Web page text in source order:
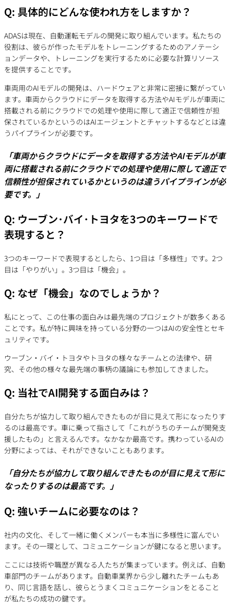
Q: 具体的にどんな使われ方をしますか？
ADASは現在、自動運転モデル​​の開発に取り組んでいます。私たちの
役割は、彼らが作ったモデルをトレーニングするためのアノテーシ
ョンデータや、トレーニングを実行するために必要な計算リソース
を提供することです。
車両用のAIモデルの開発は、ハードウェアと非常に密接に繋がってい
ます。車両からクラウドにデータを取得する方法やAIモデルが車両に
搭載される前にクラウドでの処理や使用に際して適正で信頼性が担
保されているかというのはAIエージェントとチャットするなどとは違
うパイプラインが必要です。
「車両からクラウドにデータを取得する方法やAIモデルが車
両に搭載される前にクラウドでの処理や使用に際して適正で
信頼性が担保されているかというのは違うパイプラインが必
要です。」
Q: ウーブン･バイ･トヨタを3つのキーワードで
表現すると？
3つのキーワードで表現するとしたら、1つ目は「多様性」です。2つ
目は「やりがい」。3つ目は「機会」。
Q: なぜ「機会」なのでしょうか？
私にとって、この仕事の面白みは最先端のプロジェクトが数多くある
ことです。私が特に興味を持っている分野の一つはAIの安全性とセキ
ュリティです。
ウーブン・バイ・トヨタやトヨタの様々なチームとの法律や、研
究、その他の様々な最先端の事柄の議論にも参加してきました。
Q: 当社でAI開発する面白みは？
自分たちが協力して取り組んできたものが目に見えて形になったりす
るのは最高です。車に乗って指さして「これがうちのチームが開発支
援したもの」と言えるんです。なかなか最高です。携わっているAIの
分野によっては、それができないこともあります。
「自分たちが協力して取り組んできたものが目に見えて形に
なったりするのは最高です。」
Q: 強いチームに必要なのは？
社内の文化、そして一緒に働くメンバーも本当に多様性に富んでい
ます。その一環として、コミュニケーションが鍵になると思います。
ここには技術や職歴が異なる人たちが集まっています。例えば、自動
車部門のチームがあります。自動車業界から少し離れたチームもあ
り、同じ言語を話し、彼らとうまくコミュニケーションをとること
が私たちの成功の鍵です。